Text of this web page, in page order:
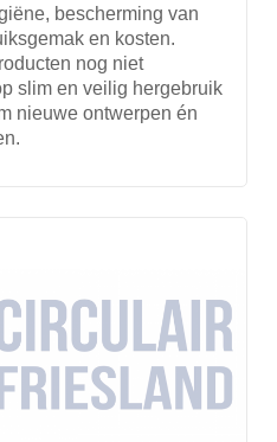
bescherming van
en kosten.
nog niet
slim en veilig hergebruik
nieuwe ontwerpen én